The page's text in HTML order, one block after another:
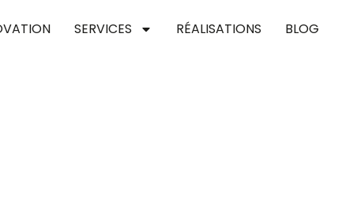
SERVICES RÉALISATIONS BLOG